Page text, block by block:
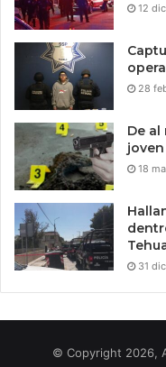
12
28
De
18
31
© Copyright 2026,